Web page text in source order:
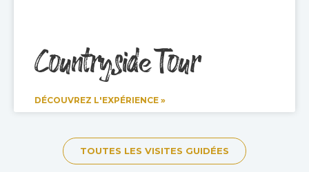
Countryside Tour
DÉCOUVREZ L'EXPÉRIENCE »
TOUTES LES VISITES GUIDÉES